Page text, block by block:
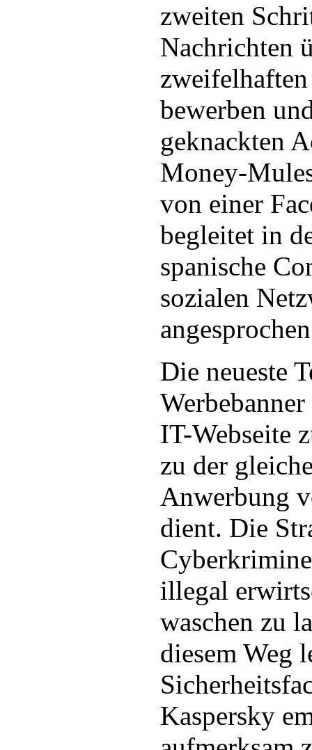
zweiten
Nachrichten
bewerben
geknackten
Money-
von einer
begleitet in
spanische
sozialen
Die neueste
IT-Webseite
zu der
Anwerbung
dient. Die
illegal
waschen zu
diesem Weg
Kaspersky